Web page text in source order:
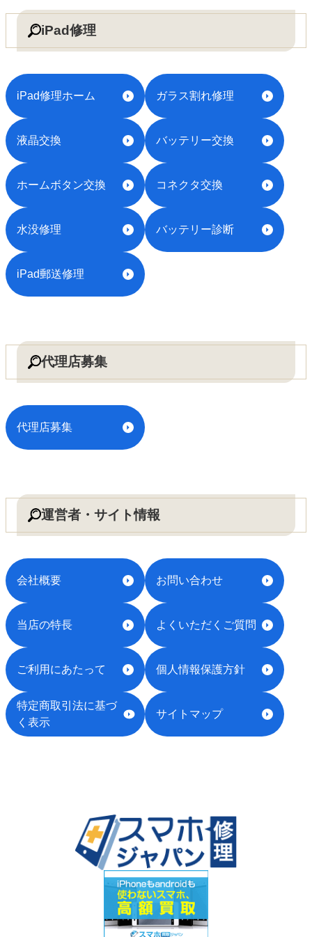
iPad修理
iPad修理ホーム ガラス割れ修理
液晶交換 バッテリー交換
ホームボタン交換 コネクタ交換
水没修理 バッテリー診断
iPad郵送修理
代理店募集
代理店募集
運営者・サイト情報
会社概要 お問い合わせ
当店の特長 よくいただくご質問
ご利用にあたって 個人情報保護方針
特定商取引法に基づ
く表示
サイトマップ